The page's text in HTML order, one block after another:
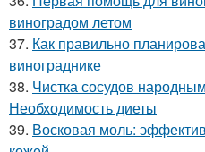
виноградом летом
37. Как правильно
винограднике
38. Чистка сосудов
Необходимость диеты
39. Восковая моль: